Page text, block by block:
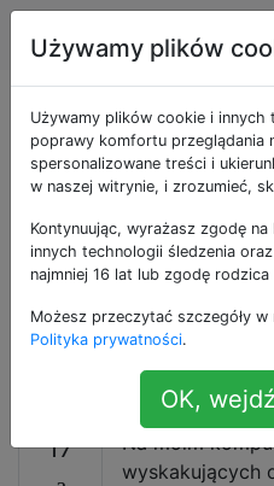
Apple
Jak mogę
iCloud?
17
Na moim
wyskakujących
Używamy plików
Używamy plików cookie i innych
poprawy komfortu przeglądania
spersonalizowane treści i
w naszej witrynie, i zrozumieć,
Kontynuując, wyrażasz zgodę
innych technologii śledzenia
najmniej 16 lat lub zgodę rodzica
Możesz przeczytać szczegóły w
Polityka prywatności.
OK,